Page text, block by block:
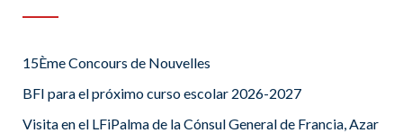
15Ème Concours de Nouvelles
BFI para el próximo curso escolar 2026-2027
Visita en el LFiPalma de la Cónsul General de Francia, Azar